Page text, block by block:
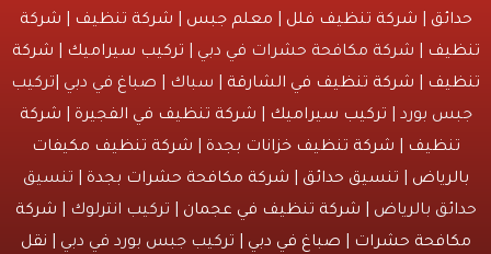
|شركة تنظيف فلل |معلم جبس|شركة تنظيف|شركة
| شركة مكافحة حشرات في دبي |تركيب سيراميك|شركة
|شركة تنظيف في الشارقة| سباك | صباغ في دبي |تركيب
بورد |تركيب سيراميك|شركة تنظيف في الفجيرة|شركة
|شركة تنظيف خزانات بجدة|شركة تنظيف مكيفات
|تنسيق حدائق|شركة مكافحة حشرات بجدة| تنسيق
بالرياض |شركة تنظيف في عجمان| تركيب انترلوك |شركة
حشرات|صباغ في دبي| تركيب جبس بورد في دبي |نقل